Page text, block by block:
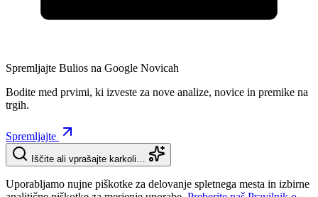
Spremljajte Bulios na Google Novicah
Bodite med prvimi, ki izveste za nove analize, novice in premike na
trgih.
Spremljajte
Iščite ali vprašajte karkoli…
Uporabljamo nujne piškotke za delovanje spletnega mesta in izbirne